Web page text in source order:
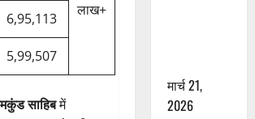
लाख+
6,95,113
5,99,507
साहिबमें
मार्च 21,
2026